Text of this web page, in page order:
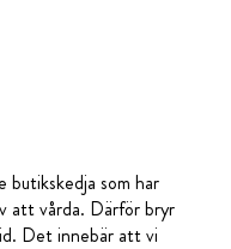
butikskedja som har
att vårda. Därför bryr
Det innebär att vi